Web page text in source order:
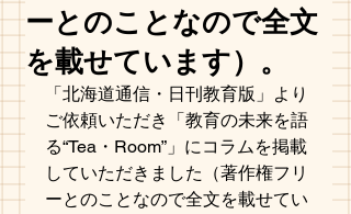
ーとのことなので全文
を載せています）。
「北海道通信・日刊教育版」より
ご依頼いただき「教育の未来を語
る“Tea・Room”」にコラムを掲載
していただきました（著作権フリ
ーとのことなので全文を載せてい